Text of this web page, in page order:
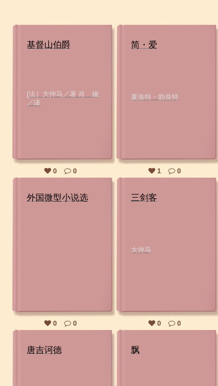
基督山伯爵
[法］大仲马／著 肖 娅
／译
0 0
简・爱
夏洛特・勃良特
1 0
外国微型小说选
0 0
三剑客
大仲马
0 0
唐吉诃德 飘